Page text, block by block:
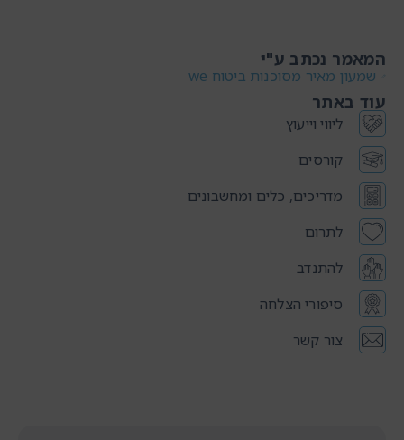
המאמר נכתב ע"י
שמעון מאיר מסוכנות ביטוח we
עוד באתר
ליווי וייעוץ
קורסים
מדריכים, כלים ומחשבונים
לתרום
להתנדב
סיפורי הצלחה
צור קשר